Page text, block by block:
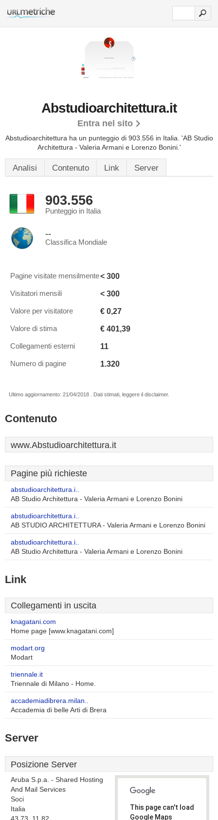
Abstudioarchitettura.it
Entra nel sito
Abstudioarchitettura ha un punteggio di 903.556 in Italia. 'AB Studio
Architettura - Valeria Armani e Lorenzo Bonini.'
Analisi Contenuto Link Server
903.556
Punteggio in Italia
--
Classifica Mondiale
Pagine visitate mensilmente< 300
Visitatori mensili < 300
Valore per visitatore € 0,27
Valore di stima € 401,39
Collegamenti esterni 11
Numero di pagine 1.320
Ultimo aggiornamento: 21/04/2018 . Dati stimati, leggere il disclaimer.
Contenuto
www.Abstudioarchitettura.it
Pagine più richieste
abstudioarchitettura.i..
AB Studio Architettura - Valeria Armani e Lorenzo Bonini
abstudioarchitettura.i..
AB STUDIO ARCHITETTURA - Valeria Armani e Lorenzo Bonini
abstudioarchitettura.i..
AB Studio Architettura - Valeria Armani e Lorenzo Bonini
Link
Collegamenti in uscita
knagatani.com
Home page [www.knagatani.com]
modart.org
Modart
triennale.it
Triennale di Milano - Home.
accademiadibrera.milan..
Accademia di belle Arti di Brera
Server
Posizione Server
Aruba S.p.a. - Shared Hosting
And Mail Services
Soci
Italia
This page can't load
Google Maps